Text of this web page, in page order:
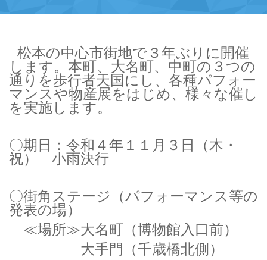
松本の中心市街地で３年ぶりに開催
します。本町、大名町、中町の３つの
通りを歩行者天国にし、各種パフォー
マンスや物産展をはじめ、様々な催し
を実施します。
〇期日：令和４年１１月３日（木・
祝） 小雨決行
〇街角ステージ（パフォーマンス等の
発表の場）
≪場所≫大名町（博物館入口前）
大手門（千歳橋北側）